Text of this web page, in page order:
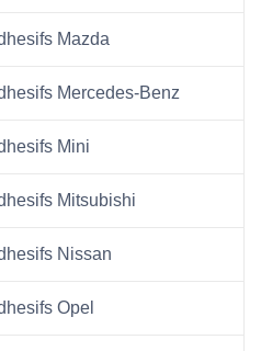
Mazda
Mercedes-Benz
Mini
Mitsubishi
Nissan
Opel